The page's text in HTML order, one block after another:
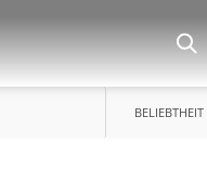
BELIEBTHEIT